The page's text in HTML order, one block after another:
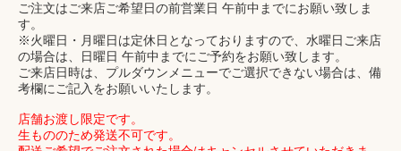
ご注文はご来店ご希望日の前営業日 午前中までにお願い致しま
す。
※火曜日・月曜日は定休日となっておりますので、水曜日ご来店
の場合は、日曜日 午前中までにご予約をお願い致します。
ご来店日時は、プルダウンメニューでご選択できない場合は、備
考欄にご記入をお願いいたします。
店舗お渡し限定です。
生もののため発送不可です。